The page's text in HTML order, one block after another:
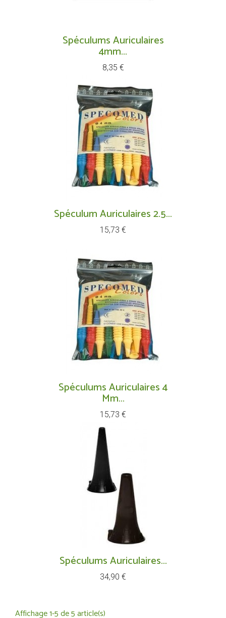
Spéculums Auriculaires
4mm...
Prix
8,35 €
Spéculum Auriculaires 2.5...
Prix
15,73 €
Spéculums Auriculaires 4
Mm...
Prix
15,73 €
Spéculums Auriculaires...
Prix
34,90 €
Affichage 1-5 de 5 article(s)